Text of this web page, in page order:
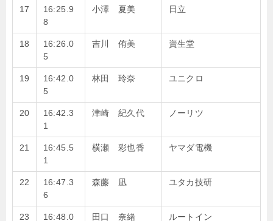
17
16:25.9
8
小澤 夏美 日立
18
16:26.0
5
吉川 侑美 資生堂
19
16:42.0
5
林田 玲奈 ユニクロ
20
16:42.3
1
津崎 紀久代 ノーリツ
21
16:45.5
1
横瀬 彩也香 ヤマダ電機
22
16:47.3
6
森藤 凪 ユタカ技研
23 16:48.0 田口 奈緒 ルートイン